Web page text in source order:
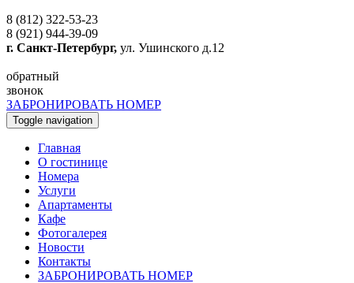
8 (812) 322-53-23
8 (921) 944-39-09
г. Санкт-Петербург, ул. Ушинского д.12
обратный
звонок
ЗАБРОНИРОВАТЬ НОМЕР
Toggle navigation
Главная
O гостинице
Номера
Услуги
Апартаменты
Кафе
Фотогалерея
Новости
Контакты
ЗАБРОНИРОВАТЬ НОМЕР